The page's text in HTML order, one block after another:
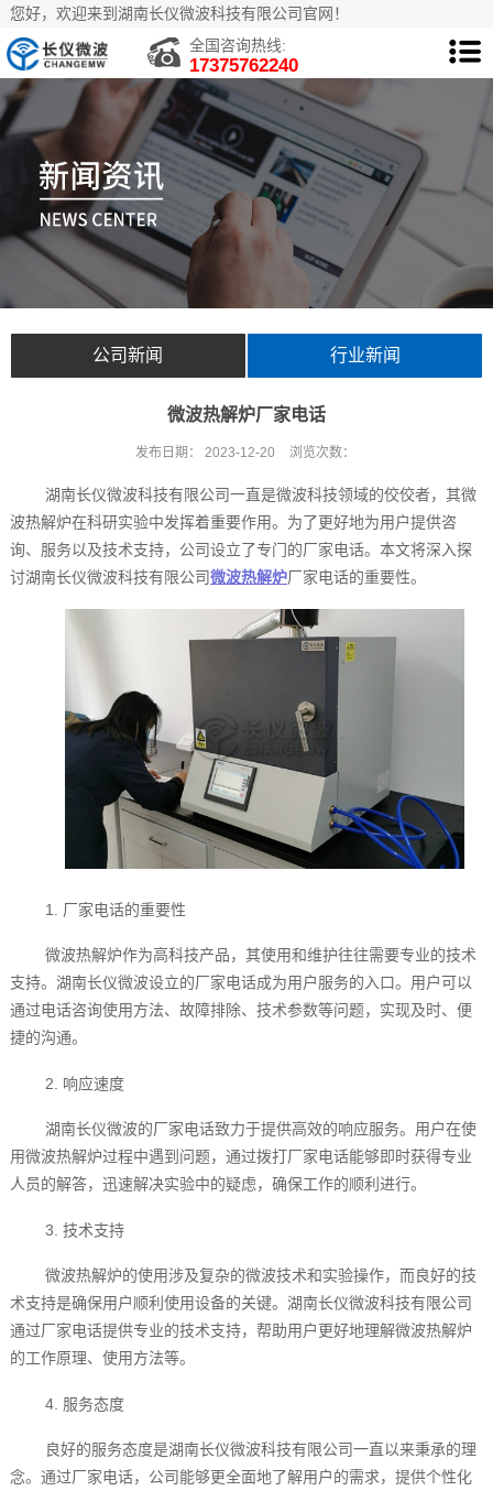
您好，欢迎来到湖南长仪微波科技有限公司官网！
全国咨询热线:
17375762240
公司新闻 行业新闻
微波热解炉厂家电话
发布日期： 2023-12-20 浏览次数：
湖南长仪微波科技有限公司一直是微波科技领域的佼佼者，其微
波热解炉在科研实验中发挥着重要作用。为了更好地为用户提供咨
询、服务以及技术支持，公司设立了专门的厂家电话。本文将深入探
讨湖南长仪微波科技有限公司微波热解炉厂家电话的重要性。
1. 厂家电话的重要性
微波热解炉作为高科技产品，其使用和维护往往需要专业的技术
支持。湖南长仪微波设立的厂家电话成为用户服务的入口。用户可以
通过电话咨询使用方法、故障排除、技术参数等问题，实现及时、便
捷的沟通。
2. 响应速度
湖南长仪微波的厂家电话致力于提供高效的响应服务。用户在使
用微波热解炉过程中遇到问题，通过拨打厂家电话能够即时获得专业
人员的解答，迅速解决实验中的疑虑，确保工作的顺利进行。
3. 技术支持
微波热解炉的使用涉及复杂的微波技术和实验操作，而良好的技
术支持是确保用户顺利使用设备的关键。湖南长仪微波科技有限公司
通过厂家电话提供专业的技术支持，帮助用户更好地理解微波热解炉
的工作原理、使用方法等。
4. 服务态度
良好的服务态度是湖南长仪微波科技有限公司一直以来秉承的理
念。通过厂家电话，公司能够更全面地了解用户的需求，提供个性化